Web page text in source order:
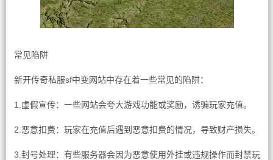
常见陷阱
新开传奇私服sf中变网站中存在着一些常见的陷阱：
1.虚假宣传：一些网站会夸大游戏功能或奖励，诱骗玩家充值。
2.恶意扣费：玩家在充值后遇到恶意扣费的情况，导致财产损失。
3.封号处理：有些服务器会因为恶意使用外挂或违规操作而封禁玩